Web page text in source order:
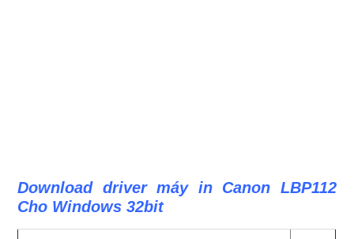
Download driver máy in Canon LBP112
Cho Windows 32bit